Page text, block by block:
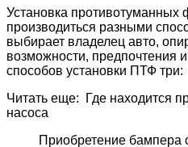
Установка
производиться разными
выбирает владелец авто,
возможности, предпочтения
способов установки ПТФ три:
Читать еще: Где находится
насоса
Приобретение бампера